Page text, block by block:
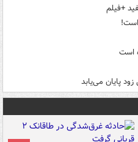
+فیلم
است!
است
پایان می‌یابد